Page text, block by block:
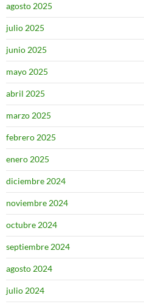
agosto 2025
julio 2025
junio 2025
mayo 2025
abril 2025
marzo 2025
febrero 2025
enero 2025
diciembre 2024
noviembre 2024
octubre 2024
septiembre 2024
agosto 2024
julio 2024